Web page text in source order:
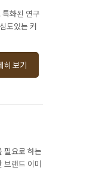
화된 연구
도있는 커
히 보기
필요로 하는
브랜드 이미